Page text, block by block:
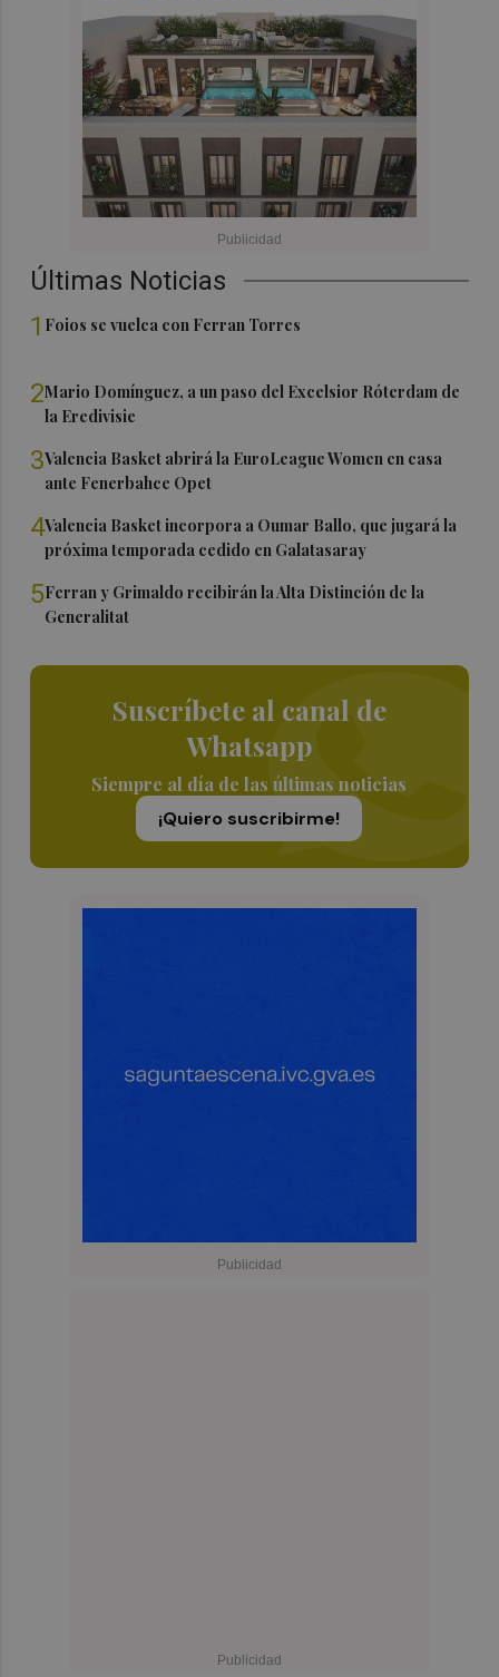
Últimas Noticias
1 Foios se vuelca con Ferran Torres
2Mario Domínguez, a un paso del Excelsior Róterdam de
la Eredivisie
3Valencia Basket abrirá la EuroLeague Women en casa
ante Fenerbahce Opet
4Valencia Basket incorpora a Oumar Ballo, que jugará la
próxima temporada cedido en Galatasaray
5Ferran y Grimaldo recibirán la Alta Distinción de la
Generalitat
Suscríbete al canal de
Whatsapp
Siempre al día de las últimas noticias
¡Quiero suscribirme!